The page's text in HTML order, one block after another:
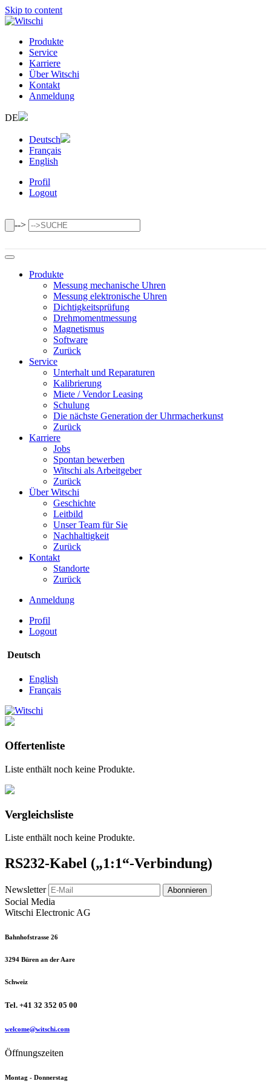
Skip to content
Produkte
Service
Karriere
Über Witschi
Kontakt
Anmeldung
DE
Deutsch
Français
English
Profil
Logout
-->
Produkte
Messung mechanische Uhren
Messung elektronische Uhren
Dichtigkeitsprüfung
Drehmomentmessung
Magnetismus
Software
Zurück
Service
Unterhalt und Reparaturen
Kalibrierung
Miete / Vendor Leasing
Schulung
Die nächste Generation der Uhrmacherkunst
Zurück
Karriere
Jobs
Spontan bewerben
Witschi als Arbeitgeber
Zurück
Über Witschi
Geschichte
Leitbild
Unser Team für Sie
Nachhaltigkeit
Zurück
Kontakt
Standorte
Zurück
Anmeldung
Profil
Logout
Deutsch
English
Français
Offertenliste
Liste enthält noch keine Produkte.
Vergleichsliste
Liste enthält noch keine Produkte.
RS232-Kabel („1:1“-Verbindung)
Newsletter Abonnieren
Social Media
Witschi Electronic AG
Bahnhofstrasse 26
3294 Büren an der Aare
Schweiz
Tel. +41 32 352 05 00
welcome@witschi.com
Öffnungszeiten
Montag - Donnerstag